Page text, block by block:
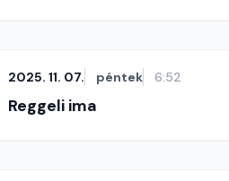
2025. 11. 07. péntek 6:52
Reggeli ima